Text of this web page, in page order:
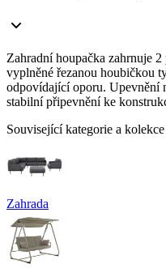
Zahradní houpačka zahrnuje
vyplněné řezanou houbičkou
odpovídající oporu. Upevnění
stabilní připevnění ke
Související kategorie a kolekce
Zahrada